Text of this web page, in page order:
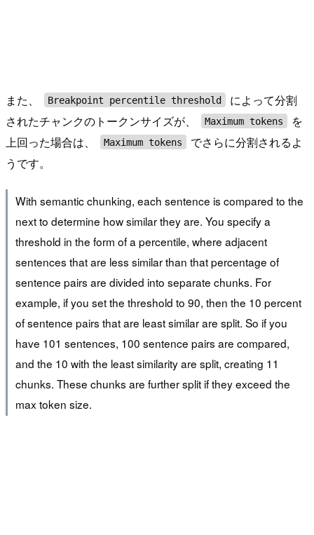
また、 Breakpoint percentile threshold
によって分割
されたチャンクのトークンサイズが、
Maximum tokens
を
上回った場合は、
Maximum tokens
でさらに分割されるよ
うです。
With semantic chunking, each sentence is compared to the
next to determine how similar they are. You specify a
threshold in the form of a percentile, where adjacent
sentences that are less similar than that percentage of
sentence pairs are divided into separate chunks. For
example, if you set the threshold to 90, then the 10 percent
of sentence pairs that are least similar are split. So if you
have 101 sentences, 100 sentence pairs are compared,
and the 10 with the least similarity are split, creating 11
chunks. These chunks are further split if they exceed the
max token size.